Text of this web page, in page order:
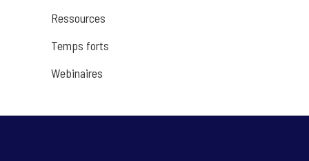
Ressources
Temps forts
Webinaires